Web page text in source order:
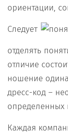
ориентации,
Следует
отделять
отличие
ношение
дресс-код –
Каждая